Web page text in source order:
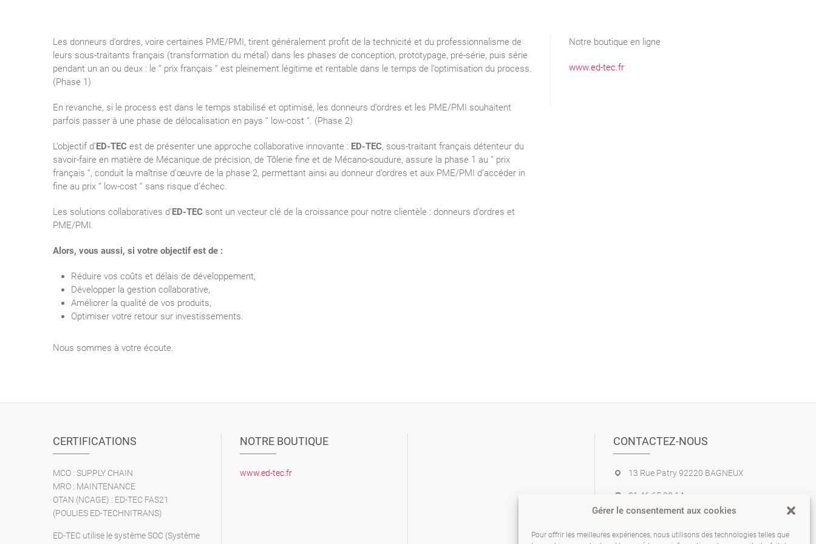
Gérer le consentement aux cookies
Pour offrir les meilleures expériences, nous utilisons des technologies telles que
Les donneurs d’ordres, voire certaines PME/PMI, tirent généralement profit de la technicité et du professionnalisme de
leurs sous-traitants français (transformation du métal) dans les phases de conception, prototypage, pré-série, puis série
pendant un an ou deux : le ‘’ prix français ‘’ est pleinement légitime et rentable dans le temps de l’optimisation du process.
(Phase 1)
En revanche, si le process est dans le temps stabilisé et optimisé, les donneurs d’ordres et les PME/PMI souhaitent
parfois passer à une phase de délocalisation en pays ‘’ low-cost ‘’. (Phase 2)
L’objectif d’ED-TEC est de présenter une approche collaborative innovante : ED-TEC, sous-traitant français détenteur du
savoir-faire en matière de Mécanique de précision, de Tôlerie fine et de Mécano-soudure, assure la phase 1 au ‘’ prix
français ‘’, conduit la maîtrise d’œuvre de la phase 2, permettant ainsi au donneur d’ordres et aux PME/PMI d’accéder in
fine au prix ‘’ low-cost ‘’ sans risque d’échec.
Les solutions collaboratives d’ED-TEC sont un vecteur clé de la croissance pour notre clientèle : donneurs d’ordres et
PME/PMI.
Alors, vous aussi, si votre objectif est de :
Réduire vos coûts et délais de développement,
Développer la gestion collaborative,
Améliorer la qualité de vos produits,
Optimiser votre retour sur investissements.
Nous sommes à votre écoute.
Notre boutique en ligne
www.ed-tec.fr
CERTIFICATIONS
MCO : SUPPLY CHAIN
MRO : MAINTENANCE
OTAN (NCAGE) : ED-TEC FAS21
(POULIES ED-TECHNITRANS)
ED-TEC utilise le système SOC (Système
NOTRE BOUTIQUE
www.ed-tec.fr
CONTACTEZ-NOUS
13 Rue Patry 92220 BAGNEUX
01.46.65.20.14